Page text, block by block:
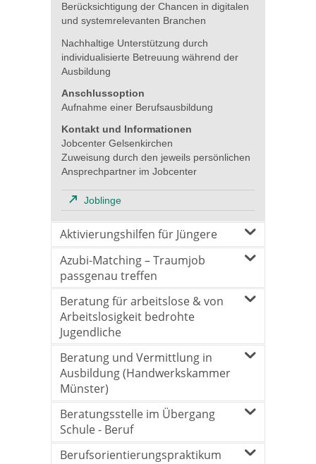
Berücksichtigung der Chancen in digitalen
und systemrelevanten Branchen
Nachhaltige Unterstützung durch
individualisierte Betreuung während der
Ausbildung
Anschlussoption
Aufnahme einer Berufsausbildung
Kontakt und Informationen
Jobcenter Gelsenkirchen
Zuweisung durch den jeweils persönlichen
Ansprechpartner im Jobcenter
Joblinge
Aktivierungshilfen für Jüngere
Azubi-Matching – Traumjob
passgenau treffen
Beratung für arbeitslose & von
Arbeitslosigkeit bedrohte
Jugendliche
Beratung und Vermittlung in
Ausbildung (Handwerkskammer
Münster)
Beratungsstelle im Übergang
Schule - Beruf
Berufsorientierungspraktikum